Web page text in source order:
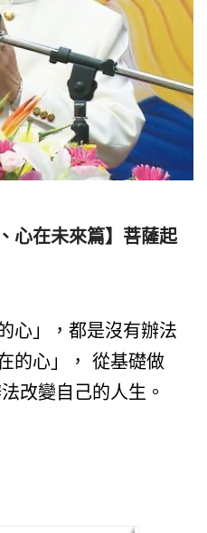
心在未來篇】菩薩起
心」，都是沒有辦法
的心」， 從基礎做
改變自己的人生。